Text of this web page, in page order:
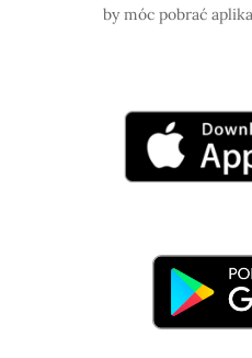
by móc pobrać